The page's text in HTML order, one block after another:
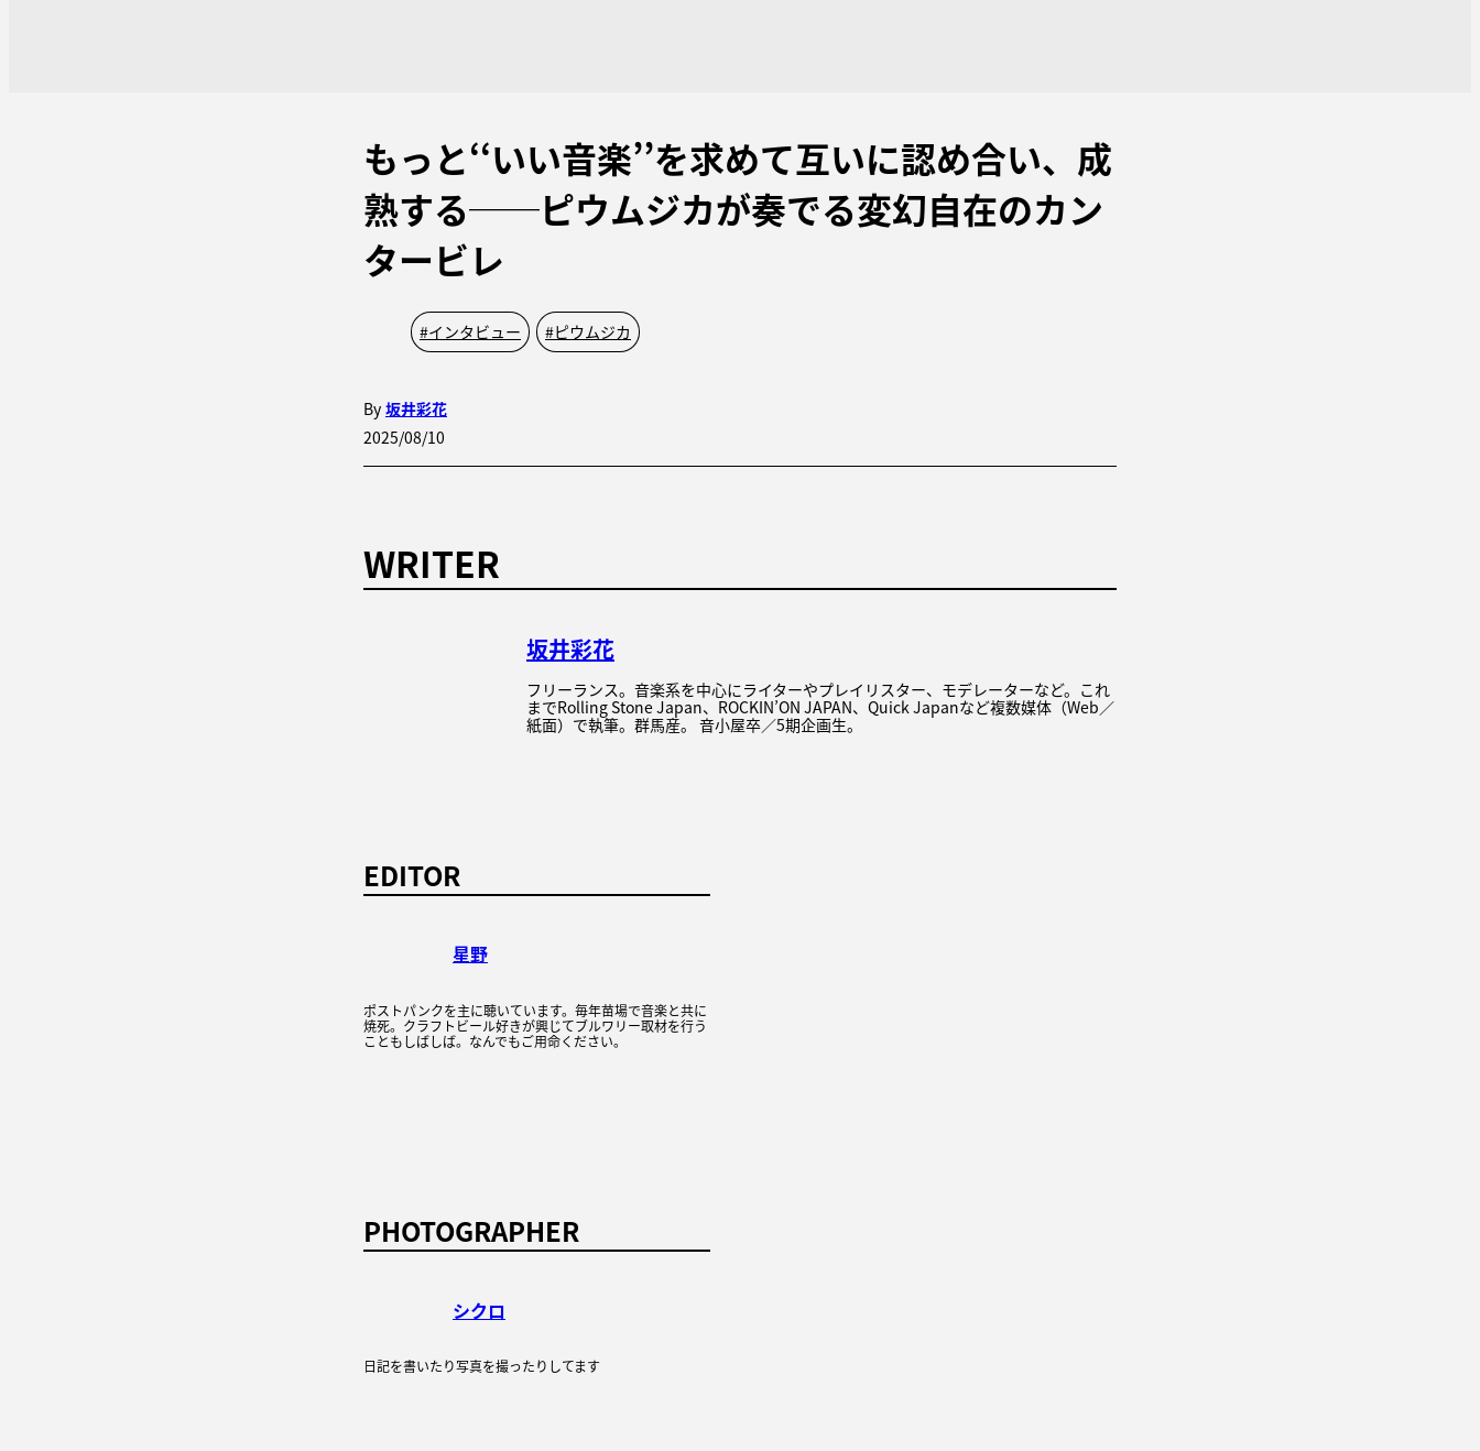
もっと‘‘いい音楽’’を求めて互いに認め合い、成
熟する──ピウムジカが奏でる変幻自在のカン
タービレ
#インタビュー #ピウムジカ
By 坂井彩花
2025/08/10
WRITER
坂井彩花
フリーランス。音楽系を中心にライターやプレイリスター、モデレーターなど。これ
までRolling Stone Japan、ROCKIN’ON JAPAN、Quick Japanなど複数媒体（Web／
紙面）で執筆。群馬産。 音小屋卒／5期企画生。
EDITOR
星野
ポストパンクを主に聴いています。毎年苗場で音楽と共に
焼死。クラフトビール好きが興じてブルワリー取材を行う
こともしばしば。なんでもご用命ください。
PHOTOGRAPHER
シクロ
日記を書いたり写真を撮ったりしてます